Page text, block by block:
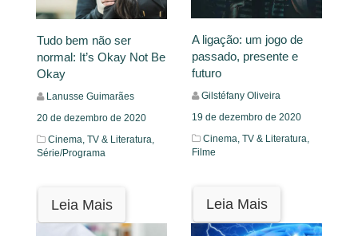
Tudo bem não ser
normal: It’s Okay Not Be
Okay
Lanusse Guimarães
20 de dezembro de 2020
Cinema, TV & Literatura,
Série/Programa
Leia Mais
A ligação: um jogo de
passado, presente e
futuro
Gilstéfany Oliveira
19 de dezembro de 2020
Cinema, TV & Literatura,
Filme
Leia Mais